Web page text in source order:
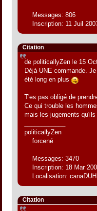
Messages: 806
Inscription: 11 Juil
Citation
de politicallyZen le 15
Déjà UNE commande.
été long en plus
T'es pas obligé de
Ce qui trouble les
mais les jugements
politicallyZen
forcené
Messages: 3470
Inscription: 18 Mar
Localisation:
Citation